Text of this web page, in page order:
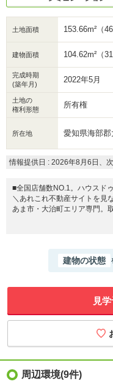
土地面積 153.66m²（
建物面積 104.62m²（
完成時期
(築年月)
2022年5月
土地の
権利形態
所有権
所在地 愛知県海部
情報提供日 : 2026年8月6日、
＼あれこれ不動産サイトを見
あま市・大治町エリア専門。
◆自然と家族の集まるリビン
建物の状態
見
周辺環境(9件)